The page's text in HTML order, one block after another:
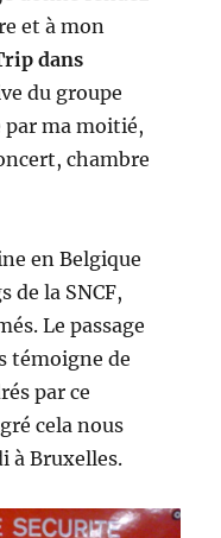
et à mon
dans
du groupe
par ma moitié,
chambre
en Belgique
de la SNCF,
Le passage
témoigne de
par ce
cela nous
à Bruxelles.